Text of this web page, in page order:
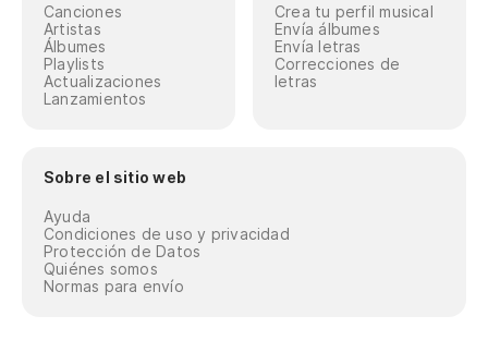
Canciones
Artistas
Álbumes
Playlists
Actualizaciones
Lanzamientos
Crea tu perfil musical
Envía álbumes
Envía letras
Correcciones de
letras
Sobre el sitio web
Ayuda
Condiciones de uso y privacidad
Protección de Datos
Quiénes somos
Normas para envío